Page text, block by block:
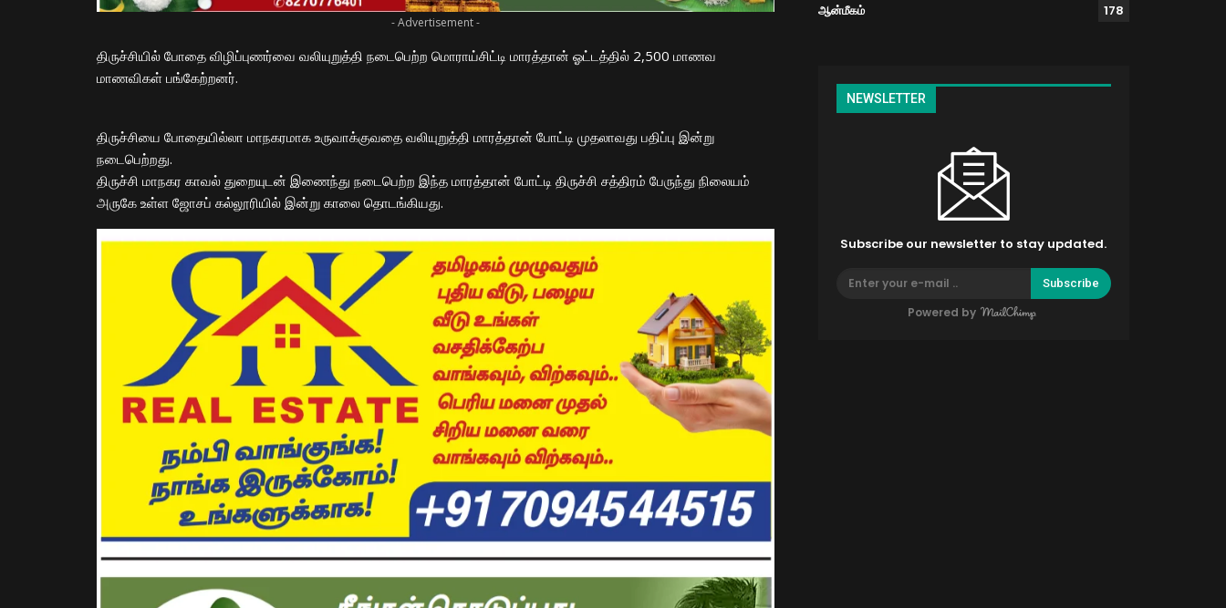
- Advertisement -
திருச்சியில் போதை விழிப்புணர்வை வலியுறுத்தி நடைபெற்ற மொராய்சிட்டி மாரத்தான் ஓட்டத்தில் 2,500 மாணவ
மாணவிகள் பங்கேற்றனர்.
திருச்சியை போதையில்லா மாநகரமாக உருவாக்குவதை வலியுறுத்தி மாரத்தான் போட்டி முதலாவது பதிப்பு இன்று
நடைபெற்றது.
திருச்சி மாநகர காவல் துறையுடன் இணைந்து நடைபெற்ற இந்த மாரத்தான் போட்டி திருச்சி சத்திரம் பேருந்து நிலையம்
அருகே உள்ள ஜோசப் கல்லூரியில் இன்று காலை தொடங்கியது.
ஆன்மீகம் 178
NEWSLETTER
Subscribe our newsletter to stay updated.
Subscribe
Powered by